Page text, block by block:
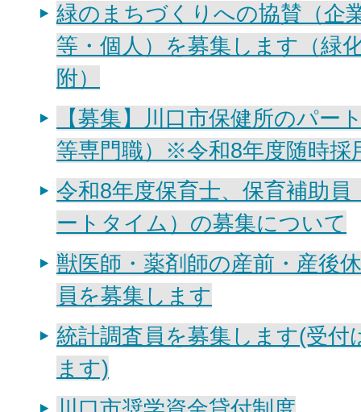
緑のまちづくりへの協賛（企
等・個人）を募集します（緑
附）
【募集】川口市保健所のパー
等専門職）※令和8年度随時採
令和8年度保育士、保育補助
ートタイム）の募集について
獣医師・薬剤師の産前・産後
員を募集します
統計調査員を募集します(受付
ます)